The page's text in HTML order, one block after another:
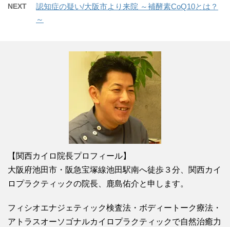
NEXT
認知症の疑い/大阪市より来院 ～補酵素CoQ10とは？
～
【関西カイロ院長プロフィール】
大阪府池田市・阪急宝塚線池田駅南へ徒歩３分、関西カイ
ロプラクティックの院長、鹿島佑介と申します。
フィシオエナジェティック検査法・ボディートーク療法・
アトラスオーソゴナルカイロプラクティックで自然治癒力